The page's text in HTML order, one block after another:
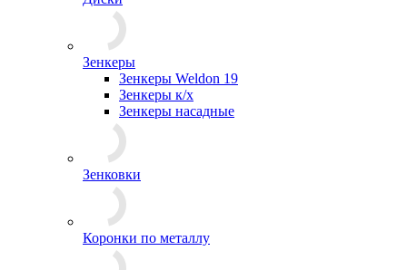
Зенкеры
Зенкеры Weldon 19
Зенкеры к/х
Зенкеры насадные
Зенковки
Коронки по металлу